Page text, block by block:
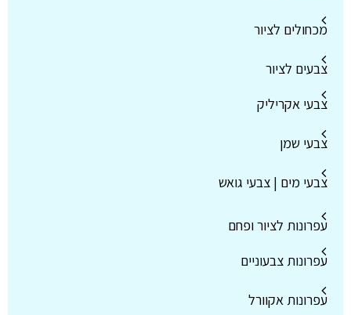
מכחולים לציור
צבעים לציור
צבעי אקריליק
צבעי שמן
צבעי מים | צבעי גואש
עפרונות לציור ופחם
עפרונות צבעוניים
עפרונות אקוורל